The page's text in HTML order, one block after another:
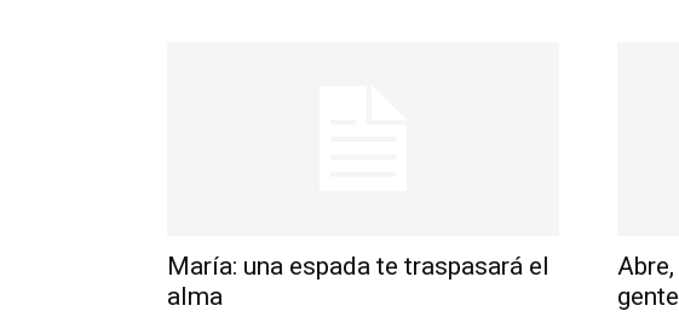
María: una espada te traspasará el
alma